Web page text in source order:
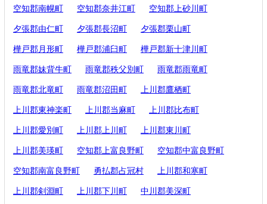
空知郡南幌町 空知郡奈井江町 空知郡上砂川町
夕張郡由仁町 夕張郡長沼町 夕張郡栗山町
樺戸郡月形町 樺戸郡浦臼町 樺戸郡新十津川町
雨竜郡妹背牛町 雨竜郡秩父別町 雨竜郡雨竜町
雨竜郡北竜町 雨竜郡沼田町 上川郡鷹栖町
上川郡東神楽町 上川郡当麻町 上川郡比布町
上川郡愛別町 上川郡上川町 上川郡東川町
上川郡美瑛町 空知郡上富良野町 空知郡中富良野町
空知郡南富良野町 勇払郡占冠村 上川郡和寒町
上川郡剣淵町 上川郡下川町 中川郡美深町